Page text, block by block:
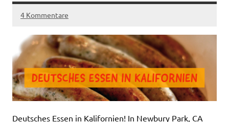
4 Kommentare
Deutsches Essen in Kalifornien! In Newbury Park, CA